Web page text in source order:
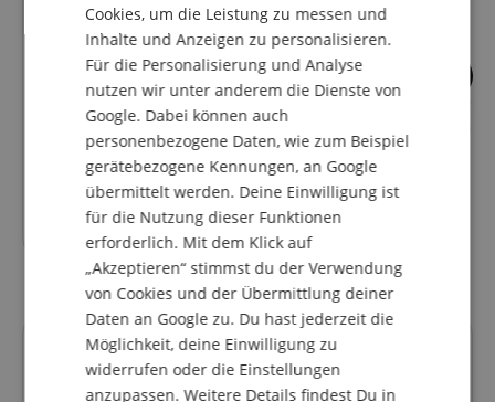
1
Ibanez FS40DA
UVP**135,00€
125,00€
Kundenbewertungen
SPANISH
Cookies, um die Leistung zu messen und
Inhalte und Anzeigen zu personalisieren.
Für die Personalisierung und Analyse
nutzen wir unter anderem die Dienste von
Google. Dabei können auch
personenbezogene Daten, wie zum Beispiel
gerätebezogene Kennungen, an Google
übermittelt werden. Deine Einwilligung ist
für die Nutzung dieser Funktionen
erforderlich. Mit dem Klick auf
„Akzeptieren“ stimmst du der Verwendung
von Cookies und der Übermittlung deiner
Daten an Google zu. Du hast jederzeit die
Möglichkeit, deine Einwilligung zu
widerrufen oder die Einstellungen
anzupassen. Weitere Details findest Du in